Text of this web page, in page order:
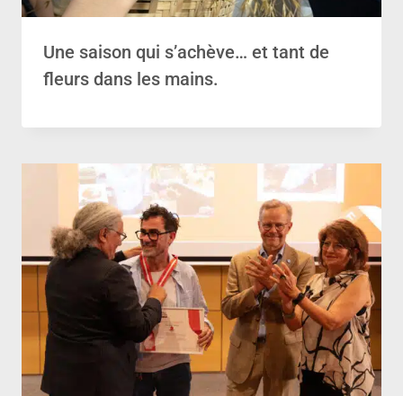
Une saison qui s’achève… et tant de
fleurs dans les mains.